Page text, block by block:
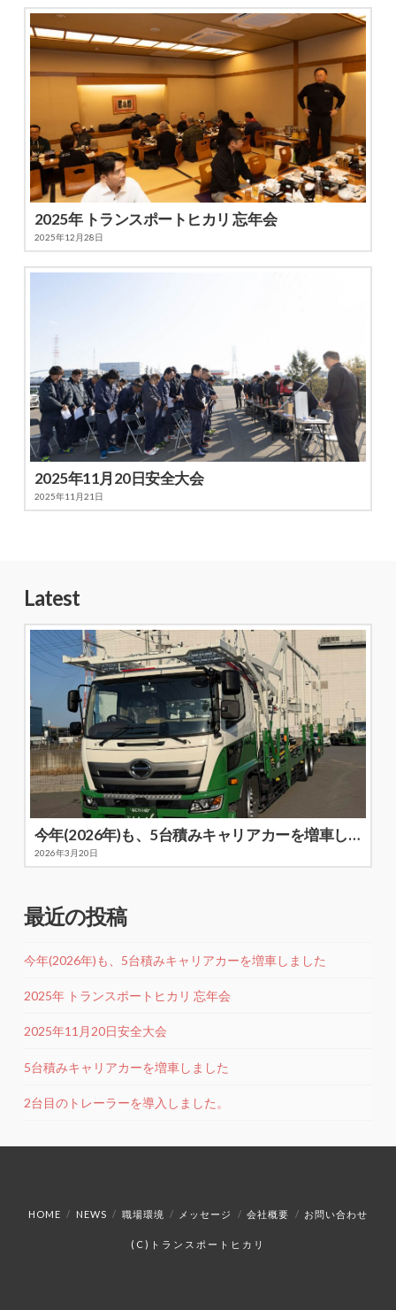
2025年 トランスポートヒカリ 忘年会
2025年12月28日
2025年11月20日安全大会
2025年11月21日
Latest
今年(2026年)も、5台積みキャリアカーを増車しました
2026年3月20日
最近の投稿
今年(2026年)も、5台積みキャリアカーを増車しました
2025年 トランスポートヒカリ 忘年会
2025年11月20日安全大会
5台積みキャリアカーを増車しました
2台目のトレーラーを導入しました。
HOME NEWS 職場環境 メッセージ 会社概要 お問い合わせ
(C)トランスポートヒカリ